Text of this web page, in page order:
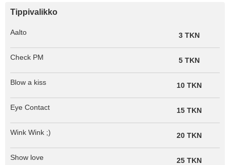
Tippivalikko
Aalto 3 TKN
Check PM 5 TKN
Blow a kiss 10 TKN
Eye Contact 15 TKN
Wink Wink ;) 20 TKN
Show love 25 TKN